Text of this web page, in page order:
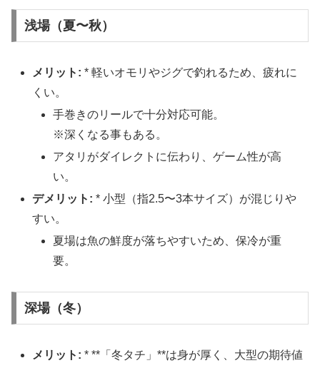
浅場（夏〜秋）
メリット: * 軽いオモリやジグで釣れるため、疲れに
くい。
手巻きのリールで十分対応可能。
※深くなる事もある。
アタリがダイレクトに伝わり、ゲーム性が高
い。
デメリット: * 小型（指2.5〜3本サイズ）が混じりや
すい。
夏場は魚の鮮度が落ちやすいため、保冷が重
要。
深場（冬）
メリット: * **「冬タチ」**は身が厚く、大型の期待値